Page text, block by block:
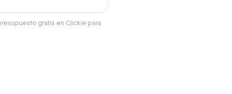
gratis en Clickie para